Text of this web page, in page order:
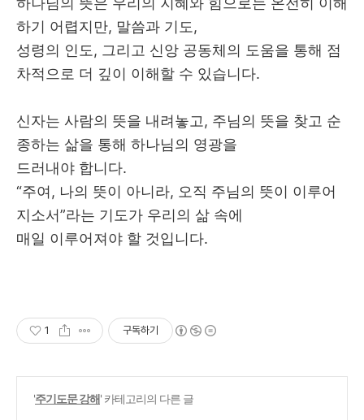
하기 어렵지만, 말씀과 기도 ,
성령의 인도 , 그리고 신앙 공동체의 도움을 통해 점
차적으로 더 깊이 이해할 수 있습니다.
신자는 사람의 뜻을 내려놓고 , 주님의 뜻을 찾고 순
종하는 삶을 통해 하나님의 영광을
드러내야 합니다.
“주여 , 나의 뜻이 아니라, 오직 주님의 뜻이 이루어
지소서”라는 기도가 우리의 삶 속에
매일 이루어져야 할 것입니다.
1 구독하기
'주기도문 강해' 카테고리의 다른 글